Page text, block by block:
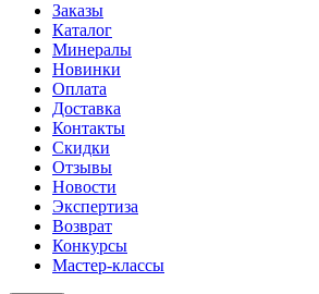
Заказы
Каталог
Минералы
Новинки
Оплата
Доставка
Контакты
Скидки
Отзывы
Новости
Экспертиза
Возврат
Конкурсы
Мастер-классы